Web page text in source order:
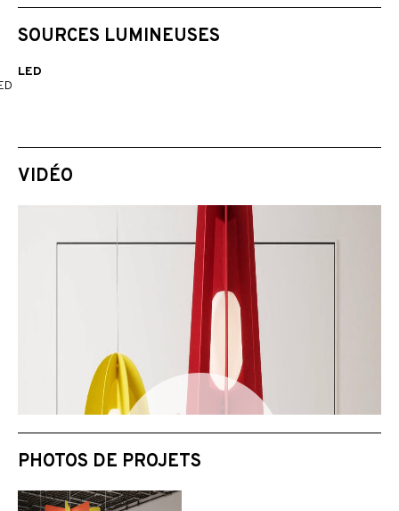
SOURCES LUMINEUSES
LED
VIDÉO
PHOTOS DE PROJETS